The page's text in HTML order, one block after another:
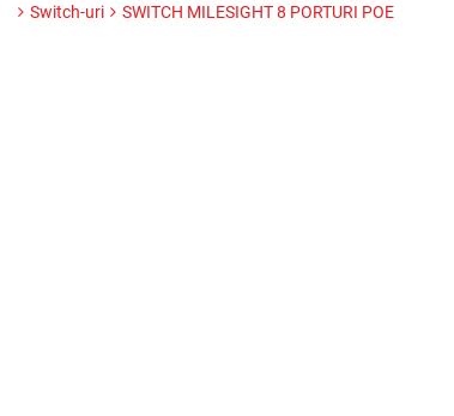
Switch-uri SWITCH MILESIGHT 8 PORTURI POE